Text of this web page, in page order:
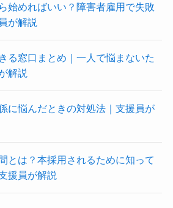
始めればいい？障害者雇用で失敗
が解説
る窓口まとめ｜一人で悩まないた
解説
に悩んだときの対処法｜支援員が
とは？本採用されるために知って
援員が解説